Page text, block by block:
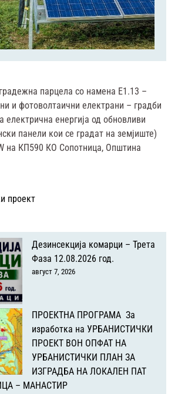
парцела со намена Е1.13 –
и фотоволтаични електрани – градби
електрична енергија од обновливи
панели кои се градат на земјиште)
на КП590 КО Сопотница, Општина
проект
Дезинсекција комарци – Трета
Фаза 12.08.2026 год.
август 7, 2026
ПРОЕКТНА ПРОГРАМА За
изработка на УРБАНИСТИЧКИ
ПРОЕКТ ВОН ОПФАТ НА
УРБАНИСТИЧКИ ПЛАН ЗА
ИЗГРАДБА НА ЛОКАЛЕН ПАТ
– МАНАСТИР